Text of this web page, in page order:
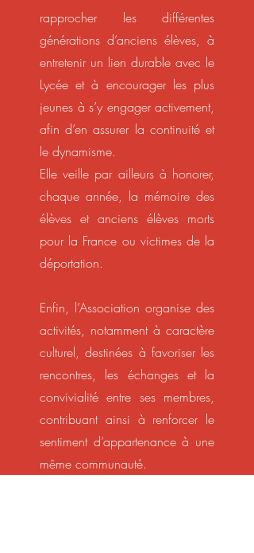
rapprocher les différentes
générations d’anciens élèves, à
entretenir un lien durable avec le
Lycée et à encourager les plus
jeunes à s’y engager activement,
afin d’en assurer la continuité et
le dynamisme.
Elle veille par ailleurs à honorer,
chaque année, la mémoire des
élèves et anciens élèves morts
pour la France ou victimes de la
déportation.
Enfin, l’Association organise des
activités, notamment à caractère
culturel, destinées à favoriser les
rencontres, les échanges et la
convivialité entre ses membres,
contribuant ainsi à renforcer le
sentiment d’appartenance à une
même communauté.